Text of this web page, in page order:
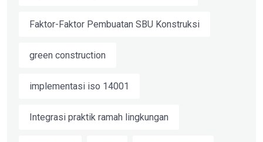
Faktor-Faktor Pembuatan SBU Konstruksi
green construction
implementasi iso 14001
Integrasi praktik ramah lingkungan